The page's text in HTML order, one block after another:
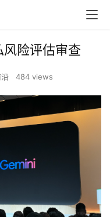
险评估审查
484 views